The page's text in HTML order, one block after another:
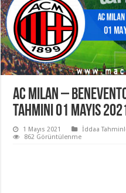
AC Milan –
Tahmini 01 Mayıs
1 Mayıs 2021 İddaa
862 Görüntülenme